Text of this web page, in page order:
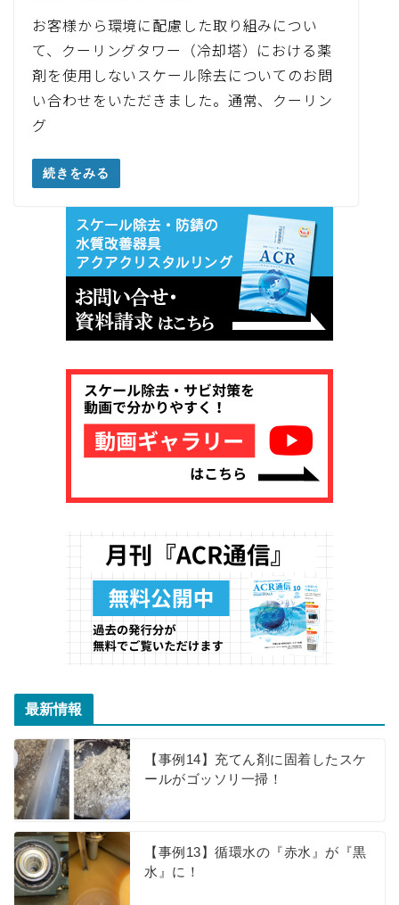
お客様から環境に配慮した取り組みについ
て、クーリングタワー（冷却塔）における薬
剤を使用しないスケール除去についてのお問
い合わせをいただきました。通常、クーリン
グ
続きをみる
最新情報
【事例14】充てん剤に固着したスケ
ールがゴッソリ一掃！
【事例13】循環水の『赤水』が『黒
水』に！